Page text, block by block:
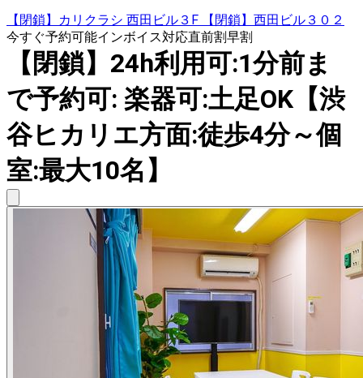
【閉鎖】カリクラシ 西田ビル３F 【閉鎖】西田ビル３０２
今すぐ予約可能インボイス対応直前割早割
【閉鎖】24h利用可:1分前ま
で予約可: 楽器可:土足OK【渋
谷ヒカリエ方面:徒歩4分～個
室:最大10名】